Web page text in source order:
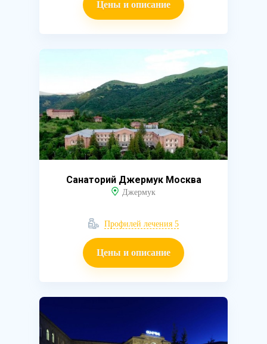
Цены и описание
Санаторий Джермук Москва
Джермук
Профилей лечения 5
Цены и описание